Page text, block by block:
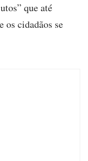
que até
cidadãos se